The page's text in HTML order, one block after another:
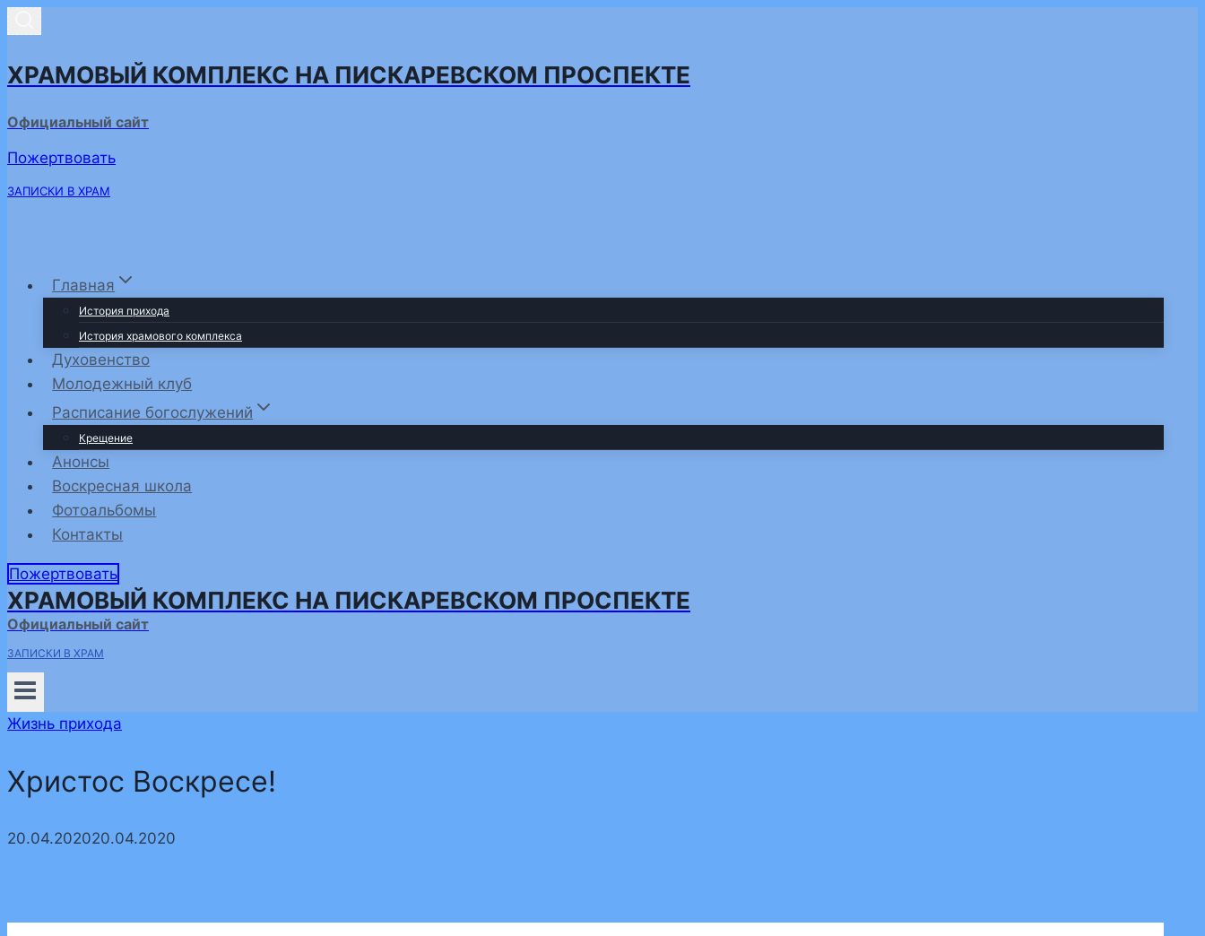
содержимому
ХРАМОВЫЙ КОМПЛЕКС НА ПИСКАРЕВСКОМ ПРОСПЕКТЕ
Официальный сайт
Пожертвовать
ЗАПИСКИ В ХРАМ
Главная
История прихода
История храмового комплекса
Духовенство
Молодежный клуб
Расписание богослужений
Крещение
Анонсы
Воскресная школа
Фотоальбомы
Контакты
Пожертвовать
ХРАМОВЫЙ КОМПЛЕКС НА ПИСКАРЕВСКОМ ПРОСПЕКТЕ
Официальный сайт
ЗАПИСКИ В ХРАМ
Жизнь прихода
Христос Воскресе!
20.04.202020.04.2020